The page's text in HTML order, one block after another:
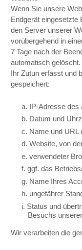
Wenn Sie unsere
Endgerät eingesetzte
den Server unserer
vorübergehend in
7 Tage nach der
automatisch
Ihr Zutun erfasst und
gespeichert:
a. IP-Adresse des
b. Datum und
c. Name und URL
d. Website, von
e. verwendeter
f. ggf. das
g. Name Ihres
h. ungefährer
i. Status und
Besuchs
Wir verarbeiten die